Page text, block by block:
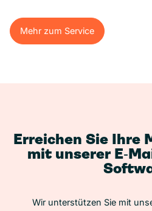
Mehr zum Service
Mehr zum Service
Erreichen Sie Ihre
mit unserer
Wir unterstützen Sie mit